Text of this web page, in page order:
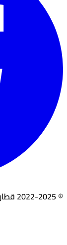
© 2022-2025 قطارات مصر. جميع الحقوق محفوظة.